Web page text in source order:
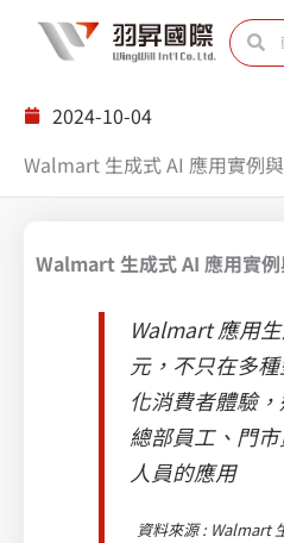
搜
尋 尋
2024-10-04
Walmart 生成式 AI 應用實例
Walmart 生成式 AI 應用實
Walmart 應用
元，不只在多
化消費者體驗
總部員工、門
人員的應用
資料來源 : Walmart